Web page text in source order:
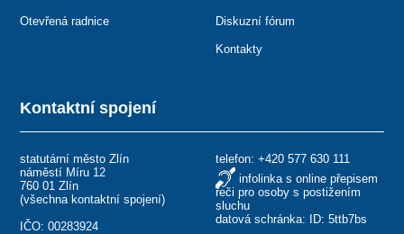
Kontaktní spojení
statutární město Zlín
náměstí Míru 12
760 01 Zlín
(všechna kontaktní spojení)
IČO: 00283924
telefon: +420 577 630 111
infolinka s online přepisem
řeči pro osoby s postižením
sluchu
datová schránka: ID: 5ttb7bs
Otevřená radnice Diskuzní fórum
Kontakty